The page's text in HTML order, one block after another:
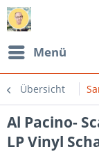
Menü
Übersicht
Al Pacino-
LP Vinyl